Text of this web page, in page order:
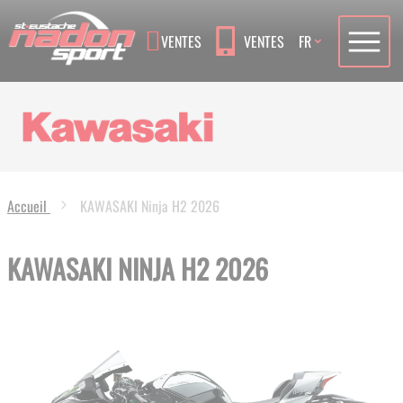
VENTES VENTES Language
FR
Accueil KAWASAKI Ninja H2 2026
KAWASAKI NINJA H2 2026